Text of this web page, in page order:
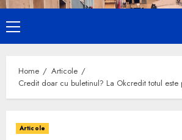
Primary
Menu
Home
Articole
Credit doar cu buletinul? La Okcredit totul este
Articole